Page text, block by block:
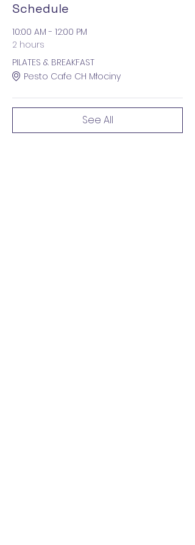
Schedule
10:00 AM - 12:00 PM
2 hours
PILATES & BREAKFAST
Pesto Cafe CH Młociny
See All